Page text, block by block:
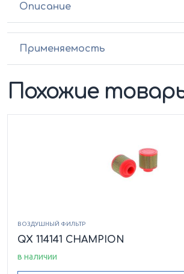
Описание
Применяемость
Похожие
ВОЗДУШНЫЙ ФИЛЬТР
QX 114141 CHAMPION
в наличии